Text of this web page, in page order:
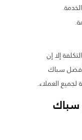
إلا إن
سباك
العملاء.
سباك